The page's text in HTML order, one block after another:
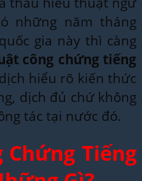
những năm tháng
gia này thì càng
công chứng tiếng
hiểu rõ kiến thức
dịch đủ chứ không
tác tại nước đó.
Chứng Tiếng